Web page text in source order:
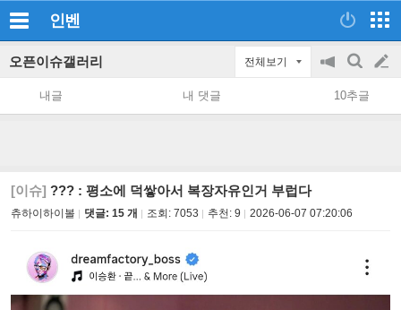
인벤
오픈이슈갤러리 전체보기
공
지
on/off
검
색
글
쓰
내글 내 댓글 10추글
[이슈] ??? : 평소에 덕쌓아서 복장자유인거 부럽다
츄하이하이볼 댓글: 15 개 조회: 7053 추천: 9 2026-06-07 07:20:06